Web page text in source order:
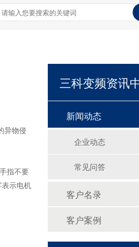
异物侵
指不要
示电机
三科变频资讯
新闻动态
企业动态
常见问答
客户名录
客户案例